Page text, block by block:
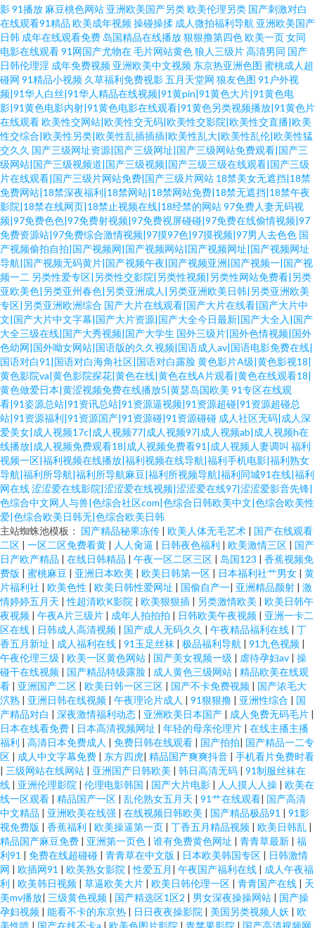
影91播放 麻豆桃色网站 亚洲欧美国产另类欧美伦理另类 国产刺激对白
在线观看91精品 欧美成年视频操碰操揉 成人微拍福利导航 亚洲欧美国产
日韩 成年在线观看免费 岛国精品在线播放狠狠撸第四色欧美一页女同
电影在线观看91网国产尤物在毛片网站黄色狼人三级片高清男同 国产
日韩伦理淫 成年免费视频 亚洲欧美中文视频 东京热亚洲色图 蜜桃成人超
碰网 91精品小视频 久草福利免费视影五月天堂网 狼友色图 91户外视
频|91华人白丝|91华人精品在线视频|91黄pin|91黄色大片|91黄色电
影|91黄色电影内射|91黄色电影在线观看|91黄色另类视频播放|91黄色片
在线观看欧美性交网站|欧美性交无码|欧美性交影院|欧美性交直播|欧美
性交综合|欧美性另类|欧美性乱插插插|欧美性乱大|欧美性乱伦|欧美性猛
交久久 国产三级网址资源|国产三级网址|国产三级网站免费观看|国产三
级网站|国产三级视频道|国产三级视频|国产三级三级在线观看|国产三级
片在线观看|国产三级片网站免费|国产三级片网站 18禁美女无遮挡|18禁
免费网站|18禁深夜福利|18禁网站|18禁网站免费|18禁无遮挡|18禁午夜
影院|18禁在线网页|18禁止视频在线|18经禁的网站97免费人妻无码视
频|97免费色色|97免费射视频|97免费视屏碰碰|97免费在线偷情视频|97
免费资源站|97免费综合激情视频|97摸97色|97摸视频|97男人去色色 国
产视频偷拍自拍|国产视频网|国产视频网站|国产视频网址|国产视频网址
导航|国产视频无码黄片|国产视频午夜|国产视频亚洲|国产视频一|国产视
频一二 另类性爱专区|另类性交影院|另类性视频|另类性网站免费看|另类
亚欧美色|另类亚州春色|另类亚洲成人|另类亚洲欧美日韩|另类亚洲欧美
专区|另类亚洲欧洲综合 国产大片在线观看|国产大片在线看|国产大片中
文|国产大片中文字幕|国产大片资源|国产大全今日最新|国产大全入|国产
大全三级在线|国产大秀视频|国产大学生 国外三级片|国外色情视频|国外
色幼网|国外呦女网站|国语版的久久视频|国语成人av|国语电影免费在线|
国语对白91|国语对白海角社区|国语对白露脸黄色影片A级|黄色影视18|
黄色影院va|黄色影院探花|黄色在线|黄色在线A片观看|黄色在线观看18|
黄色做爱日本|黄涩视频免费在线播放5|黄瑟岛国欧美 91专区在线观
看|91姿源总站|91资讯总站|91资源逼视频|91资源超碰|91资源超碰总
站|91资源福利|91资源国产|91资源碰|91资源碰碰 成人社区无码|成人深
爱美女|成人视频17c|成人视频77|成人视频97|成人视频ab|成人视频h在
线播放|成人视频免费观看18|成人视频免费看91|成人视频人妻调叫 福利
视频一区|福利视频在线播放|福利视频在线导航|福利手机电影|福利熟女
导航|福利所导航|福利所导航麻豆|福利所视频导航|福利同城91在线|福利
网在线涩涩爱在线影院|涩涩爱在线视频|涩涩爱在线97|涩涩爱影音先锋|
色综合中文网人与兽|色综合社区com|色综合日韩欧美中文|色综合欧美性
爱|色综合欧美日韩无|色综合欧美日韩
主站蜘蛛池模板： 国产精品秘果冻传 | 欧美人体无毛艺术 | 国产在线观看
二区 | 一区二区免费看黄 | 人人肏逼 | 日韩夜色福利 | 欧美激情三区 | 国产
日产欧产精品 | 在线日韩精品 | 午夜一区二区三区 | 岛国123 | 香蕉视频免
费版 | 蜜桃麻豆 | 亚洲日本欧美 | 欧美日韩第一区 | 日本福利社艹男女 | 黄
片福利社 | 欧美色性 | 欧美日韩性爱网址 | 国偷自产一| 亚洲精品颜射 | 激
情婷婷五月天 |性超清欧K影院 | 欧美狠狠插 | 另类激情欧美 | 欧美日韩午
夜视频 | 午夜A片三级片 | 成年人拍拍拍 | 日韩欧美午夜视频 | 亚洲一卡二
区在线 | 日韩成人高清视频 | 国产成人无码久久 | 午夜精品福利在线 | 丁
香五月新址 | 成人福利在线 | 91玉足丝袜 | 极品福利导航 | 91九色视频 |
午夜伦理三级 | 欧美一区黄色网站 | 国产美女视频一级 | 虐待孕妇av | 操
碰干在线视频 | 国产精品特级露脸 | 成人黄色三级网站 | 精品欧美在线观
看 | 亚洲国产二区 | 欧美日韩一区三区 | 国产不卡免费视频 | 国产浓毛大
泬熟 | 亚洲日韩在线视频 | 午夜理论片成人 | 91狠狠撸 | 亚洲性综合 | 国
产精品对白 | 深夜激情福利动态 | 亚洲欧美日本国产 | 成人免费无码毛片 |
日本在线看免费 | 日本高清视频网址 | 年轻的母亲伦理片 | 在线主播主播
福利 | 高清日本免费成人 | 免费日韩在线观看 | 国产拍拍| 国产精品一二专
区 | 成人中文字幕免费 | 东方四虎| 精品国产爽爽抖音 | 手机看片免费时看
| 三级网站在线网站 | 亚洲国产日韩欧美 | 韩日高清无码 | 91制服丝袜在
线 | 亚洲伦理影院 | 伦理电影韩国 | 国产大片电影 | 人人摸人人操 | 欧美在
线一区观看 | 精品国产一区 | 乱伦熟女五月天 | 91艹在线观看| 国产高清
中文精品 | 亚洲欧美在线强 | 在线视频日韩欧美 | 国产精品极品91 | 91影
视免费版 | 香蕉福利 | 欧美操逼第一页 | 丁香五月精品视频 | 欧美日韩乱 |
精品国产麻豆免费 | 亚洲第一页色 | 谁有免费黄色网址 | 青青草最新 | 福
利91 | 免费在线超碰碰 | 青青草在中文版 | 日本欧美韩国专区 | 日韩激情
网 | 欧插网91 | 欧美熟女影院 |性爱五月 | 午夜国产福利在线 | 成人午夜福
利 | 欧美韩日视频 | 草逼欧美大片 | 欧美日韩伦理一区 | 青青国产在线 | 天
美mv播放| 三级黄色视频 | 国产精选区1区2 | 男女深夜操操网站 | 国产操
孕妇视频 | 能看不卡的东京热 | 日日夜夜操影院 | 美国另类视频人妖 | 欧
美性喷 | 国产在线不卡a | 欧美色图片影院 | 青苹果影院 | 国产高清视频网